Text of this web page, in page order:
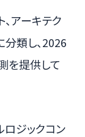
アーキテク
分類し、2026
を提供して
ロジックコン